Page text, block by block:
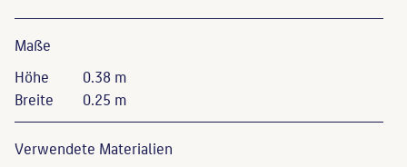
Maße
Höhe
Breite
0.38 m
0.25 m
Verwendete Materialien